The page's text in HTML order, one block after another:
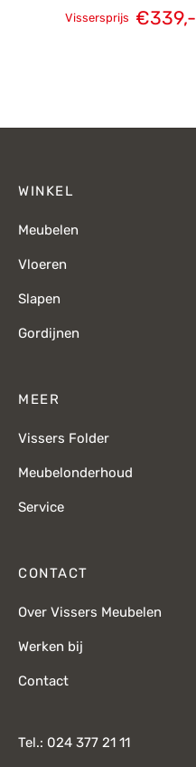
Vissersprijs €339,-
WINKEL
Meubelen
Vloeren
Slapen
Gordijnen
MEER
Vissers Folder
Meubelonderhoud
Service
CONTACT
Over Vissers Meubelen
Werken bij
Contact
Tel.: 024 377 21 11